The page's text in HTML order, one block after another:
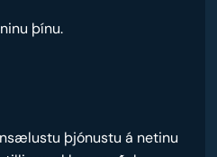
þínu.
þjónustu á netinu